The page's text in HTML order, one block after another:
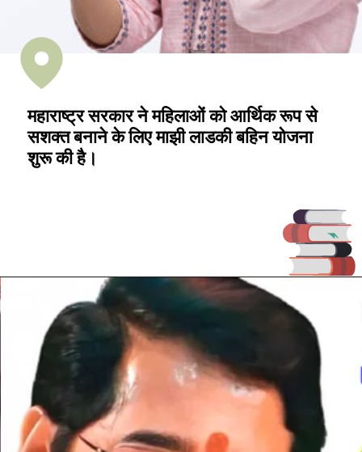
महाराष्ट्र सरकार ने महिलाओं को आर्थिक रूप से
सशक्त बनाने के लिए माझी लाडकी बहिन योजना
शुरू की है।